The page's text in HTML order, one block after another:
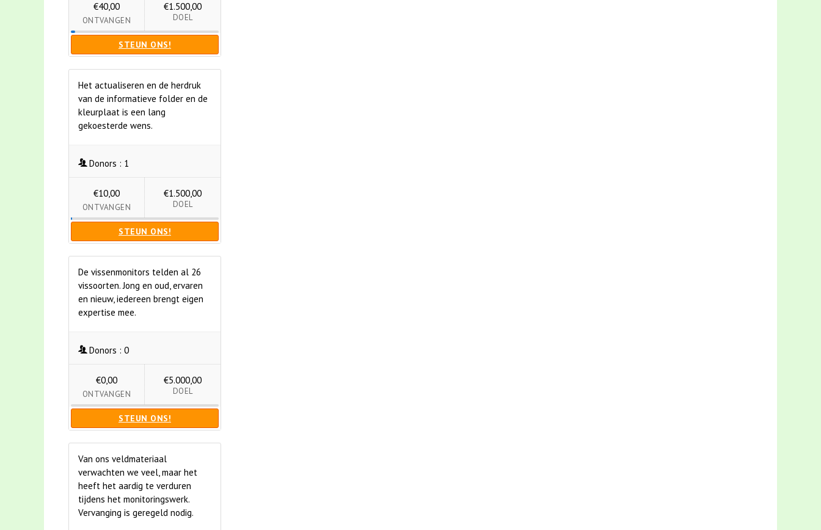
€40,00
ONTVANGEN
€1.500,00
DOEL
STEUN ONS!
Het actualiseren en de herdruk
van de informatieve folder en de
kleurplaat is een lang
gekoesterde wens.
Donors : 1
€10,00
ONTVANGEN
€1.500,00
DOEL
STEUN ONS!
De vissenmonitors telden al 26
vissoorten. Jong en oud, ervaren
en nieuw, iedereen brengt eigen
expertise mee.
Donors : 0
€0,00
ONTVANGEN
€5.000,00
DOEL
STEUN ONS!
Van ons veldmateriaal
verwachten we veel, maar het
heeft het aardig te verduren
tijdens het monitoringswerk.
Vervanging is geregeld nodig.